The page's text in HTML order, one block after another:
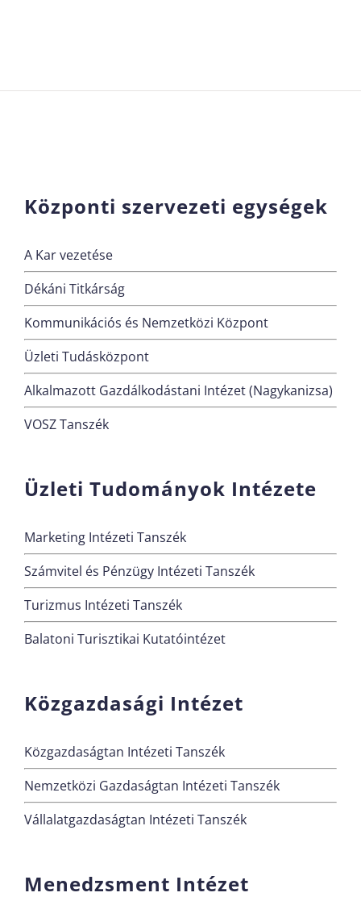
Központi szervezeti egységek
A Kar vezetése
Dékáni Titkárság
Kommunikációs és Nemzetközi Központ
Üzleti Tudásközpont
Alkalmazott Gazdálkodástani Intézet (Nagykanizsa)
VOSZ Tanszék
Üzleti Tudományok Intézete
Marketing Intézeti Tanszék
Számvitel és Pénzügy Intézeti Tanszék
Turizmus Intézeti Tanszék
Balatoni Turisztikai Kutatóintézet
Közgazdasági Intézet
Közgazdaságtan Intézeti Tanszék
Nemzetközi Gazdaságtan Intézeti Tanszék
Vállalatgazdaságtan Intézeti Tanszék
Menedzsment Intézet